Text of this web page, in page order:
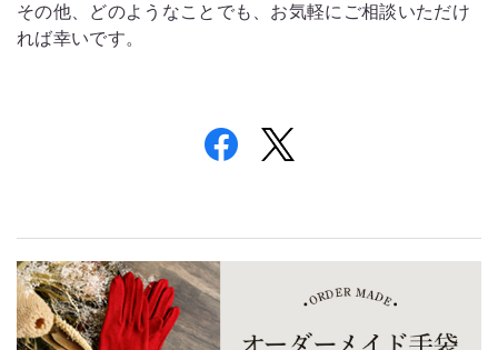
その他、どのようなことでも、お気軽にご相談いただけ
れば幸いです。